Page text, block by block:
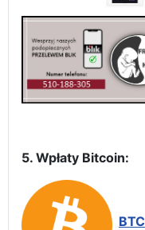
5. Wpłaty Bitcoin: